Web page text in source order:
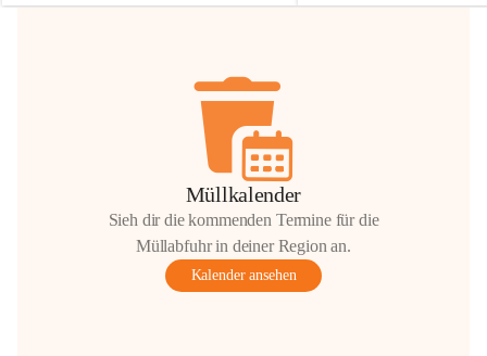
Hilfsbereitschaft!
Müllkalender
Sieh dir die kommenden Termine für die
Müllabfuhr in deiner Region an.
Kalender ansehen